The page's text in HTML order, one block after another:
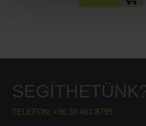
TELEFON: +36 30 461 8795